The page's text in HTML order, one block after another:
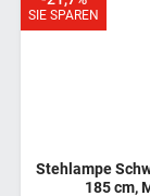
Stehlampe
185 cm,
SIE SPAREN